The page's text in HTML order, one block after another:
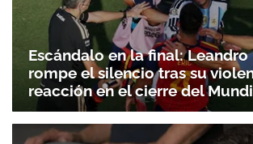
Escándalo en la final: Leandro
rompe el silencio tras su
reacción en el cierre del